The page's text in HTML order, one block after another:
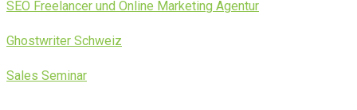
SEO Freelancer und Online Marketing Agentur
Ghostwriter Schweiz
Sales Seminar